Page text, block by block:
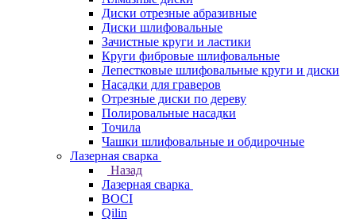
Диски отрезные абразивные
Диски шлифовальные
Зачистные круги и ластики
Круги фибровые шлифовальные
Лепестковые шлифовальные круги и диски
Насадки для граверов
Отрезные диски по дереву
Полировальные насадки
Точила
Чашки шлифовальные и обдирочные
Лазерная сварка
Назад
Лазерная сварка
BOCI
Qilin